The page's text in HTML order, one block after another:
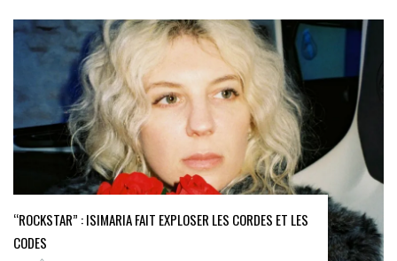
“ROCKSTAR” : ISIMARIA FAIT EXPLOSER LES CORDES ET LES
CODES